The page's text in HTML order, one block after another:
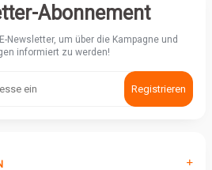
Abonnement
Newsletter, um über die Kampagne und
informiert zu werden!
Registrieren